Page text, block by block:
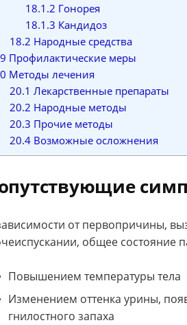
18.1.2 Гонорея
18.1.3 Кандидоз
18.2 Народные средства
Профилактические меры
Методы лечения
20.1 Лекарственные препараты
20.2 Народные методы
20.3 Прочие методы
20.4Возможные осложнения
от первопричины,
общее состояние
Повышением температуры тела
Изменением оттенка урины,
гнилостного запаха